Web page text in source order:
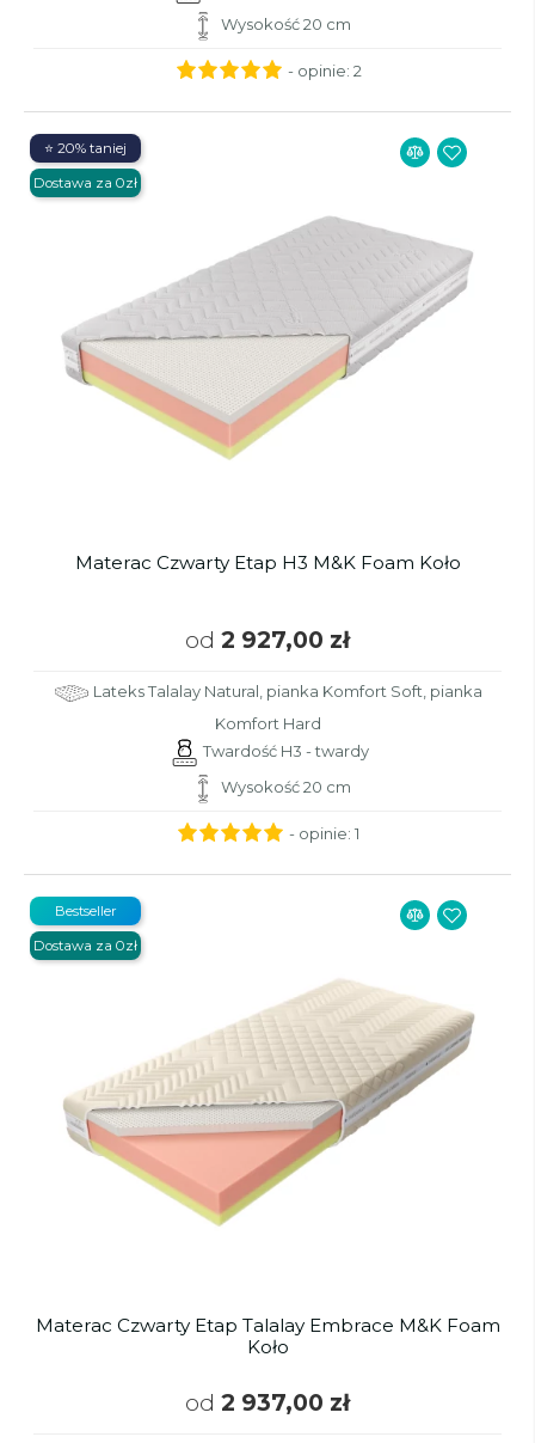
Wysokość 20 cm
- opinie: 2
Materac Czwarty Etap H3 M&K Foam Koło
od 2 927,00 zł
Lateks Talalay Natural, pianka Komfort Soft, pianka
Komfort Hard
Twardość H3 - twardy
Wysokość 20 cm
⭐ 20% taniej
Dostawa za 0zł
- opinie: 1
Materac Czwarty Etap Talalay Embrace M&K Foam
Koło
od 2 937,00 zł
Bestseller
Dostawa za 0zł